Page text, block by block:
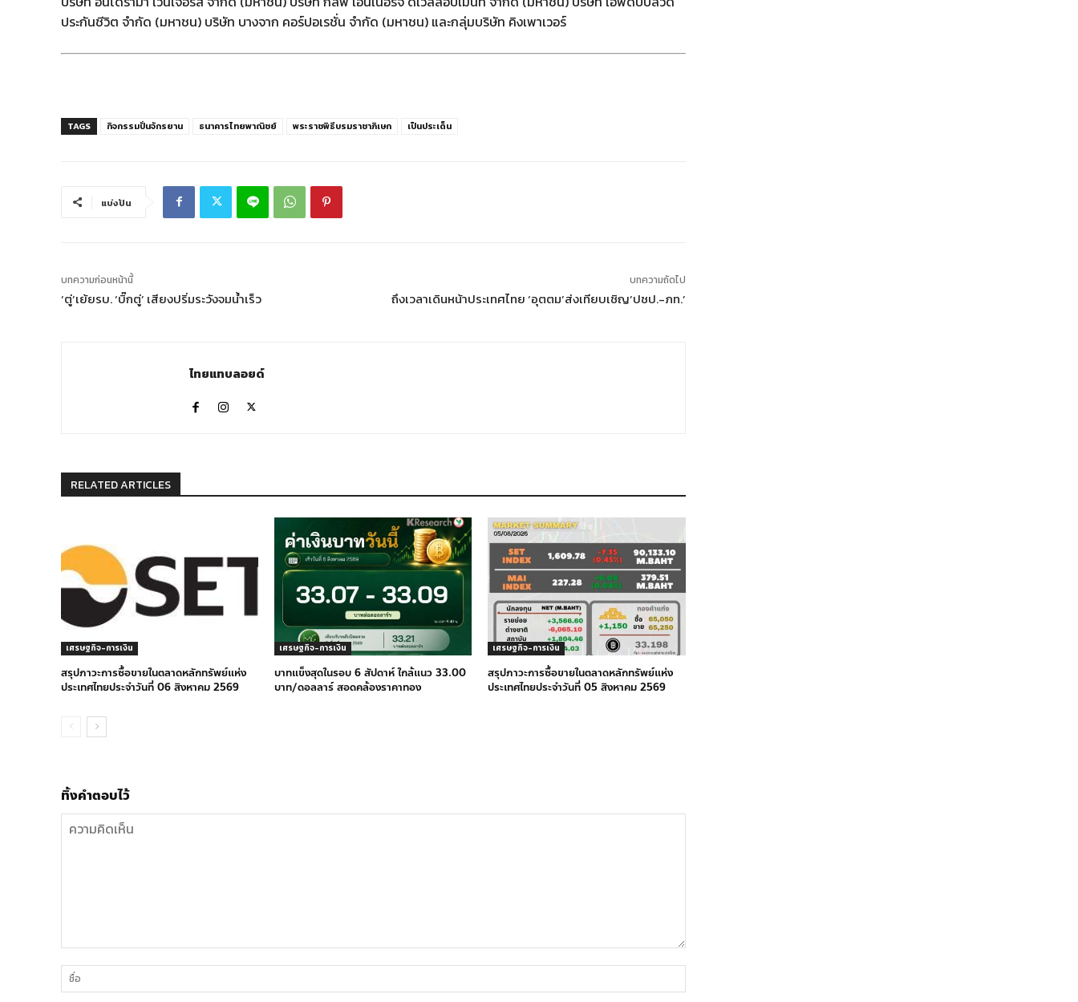
ประกันชีวิต จำกัด (มหาชน) บริษัท บางจาก คอร์ปอเรชั่น จำกัด (มหาชน) และกลุ่มบริษัท คิงเพาเวอร์
TAGS กิจกรรมปั่นจักรยาน ธนาคารไทยพาณิชย์ พระราชพิธีบรมราชาภิเษก เป็นประเด็น
แบ่งปัน
บทความก่อนหน้านี้
‘ตู่’เย้ยรบ. ‘บิ๊กตู่’ เสียงปริ่มระวังจมน้ำเร็ว
บทความถัดไป
ถึงเวลาเดินหน้าประเทศไทย ‘อุตตม’ส่งเทียบเชิญ’ปชป.-ภท.’
ไทยแทบลอยด์
RELATED ARTICLES
เศรษฐกิจ-การเงิน
สรุปภาวะการซื้อขายในตลาดหลักทรัพย์แห่ง
ประเทศไทยประจำวันที่ 06 สิงหาคม 2569
เศรษฐกิจ-การเงิน
บาทแข็งสุดในรอบ 6 สัปดาห์ ใกล้แนว 33.00
บาท/ดอลลาร์ สอดคล้องราคาทอง
เศรษฐกิจ-การเงิน
สรุปภาวะการซื้อขายในตลาดหลักทรัพย์แห่ง
ประเทศไทยประจำวันที่ 05 สิงหาคม 2569
ทิ้งคำตอบไว้
คิด
เห็น